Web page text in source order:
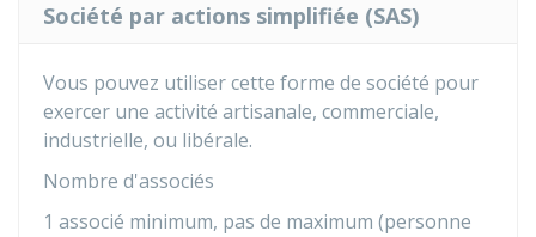
Société par actions simplifiée (SAS)
Vous pouvez utiliser cette forme de société pour
exercer une activité artisanale, commerciale,
industrielle, ou libérale.
Nombre d'associés
1 associé minimum, pas de maximum (personne